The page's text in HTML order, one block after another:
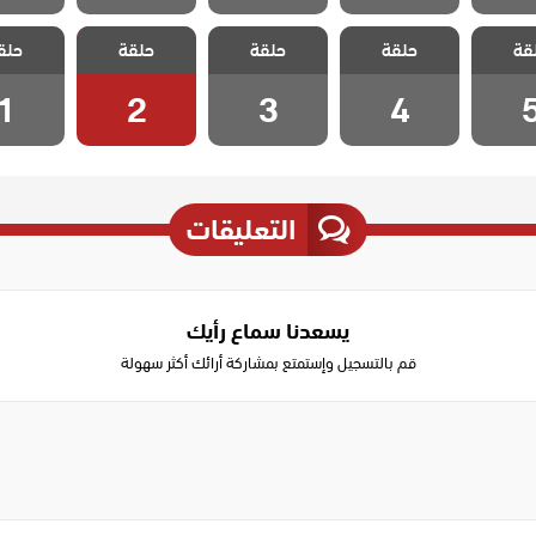
5
مسلسل الخائن
الحلقة 4
حلقة
4
مسلسل الخائن
الحلقة 3
حلقة
3
مسلسل الخائن
الحلقة 2
حلقة
2
مسلسل
1
التعليقات
يسعدنا سماع رأيك
قم بالتسجيل وإستمتع بمشاركة أرائك أكثر سهولة